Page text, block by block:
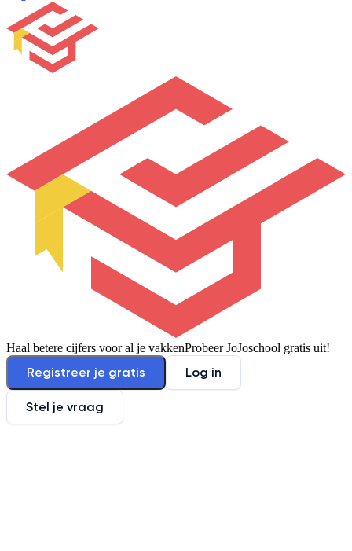
Haal betere cijfers voor al je vakkenProbeer JoJoschool gratis uit!
Registreer je gratis Log in
Stel je vraag